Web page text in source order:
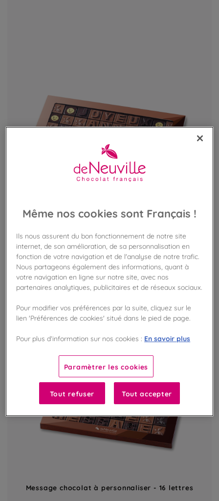
Message "Joyeux anniversaire" chocolaté
25,90 €un message en chocolat de 150g
AJOUTER AU PANIER
Message chocolat à personnaliser - 16 lettres
Même nos cookies sont Français !
Ils nous assurent du bon fonctionnement de notre site
internet, de son amélioration, de sa personnalisation en
fonction de votre navigation et de l'analyse de notre trafic.
Nous partageons également des informations, quant à
votre navigation en ligne sur notre site, avec nos
partenaires analytiques, publicitaires et de réseaux sociaux.
Pour modifier vos préférences par la suite, cliquez sur le
lien 'Préférences de cookies' situé dans le pied de page.
Pour plus d’information sur nos cookies : En savoir plus
Paramètrer les cookies
Tout refuser Tout accepter